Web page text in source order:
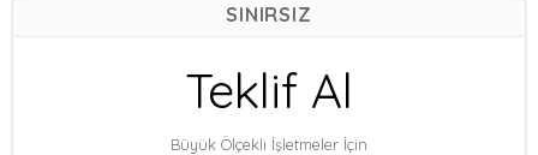
SINIRSIZ
Teklif Al
Büyük Ölçekli İşletmeler İçin